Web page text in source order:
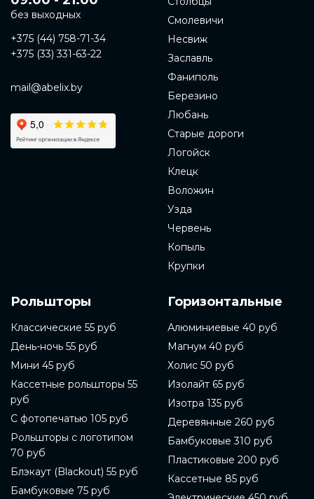
без выходных
+375 (44) 758-71-34
+375 (33) 331-63-22
mail@abelix.by
Смолевичи
Несвиж
Заславль
Фаниполь
Березино
Любань
Старые дороги
Логойск
Клецк
Воложин
Узда
Червень
Копыль
Крупки
Рольшторы
Классические 55 руб
День-ночь 55 руб
Мини 45 руб
Кассетные рольшторы 55
руб
С фотопечатью 105 руб
Рольшторы с логотипом
70 руб
Блэкаут (Blackout) 55 руб
Бамбуковые 75 руб
Горизонтальные
Алюминиевые 40 руб
Магнум 40 руб
Холис 50 руб
Изолайт 65 руб
Изотра 135 руб
Деревянные 260 руб
Бамбуковые 310 руб
Пластиковые 200 руб
Кассетные 85 руб